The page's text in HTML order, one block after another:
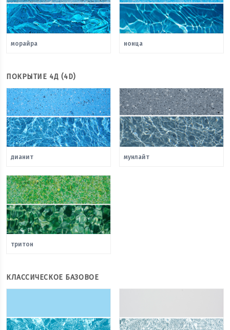
морайра нонца
ПОКРЫТИЕ 4Д (4D)
дианит мунлайт
тритон
КЛАССИЧЕСКОЕ БАЗОВОЕ